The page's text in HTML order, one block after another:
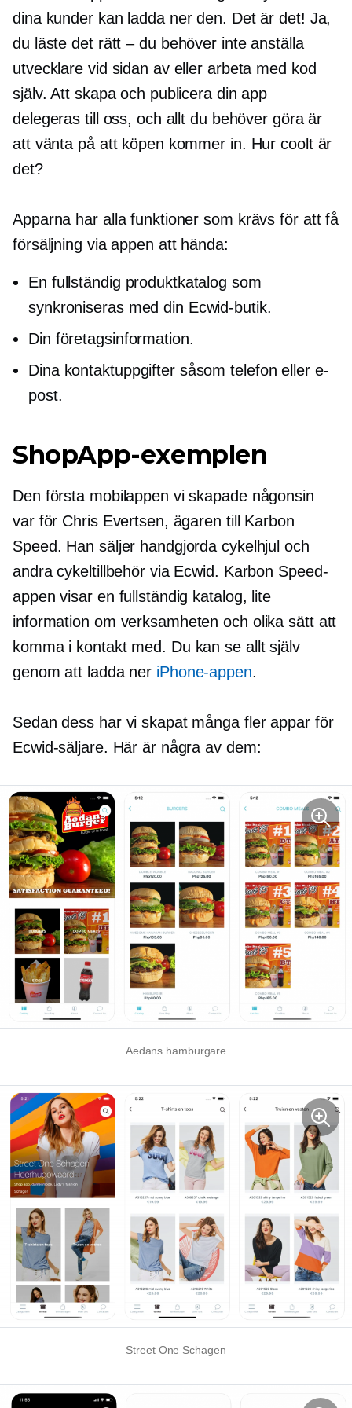
dina kunder kan ladda ner den. Det är det! Ja,
du läste det rätt – du behöver inte anställa
utvecklare vid sidan av eller arbeta med kod
själv. Att skapa och publicera din app
delegeras till oss, och allt du behöver göra är
att vänta på att köpen kommer in. Hur coolt är
det?
Apparna har alla funktioner som krävs för att få
försäljning via appen att hända:
En fullständig produktkatalog som
synkroniseras med din Ecwid-butik.
Din företagsinformation.
Dina kontaktuppgifter såsom telefon eller e-
post.
ShopApp-exemplen
Den första mobilappen vi skapade någonsin
var för Chris Evertsen, ägaren till Karbon
Speed. Han säljer handgjorda cykelhjul och
andra cykeltillbehör via Ecwid. Karbon Speed-
appen visar en fullständig katalog, lite
information om verksamheten och olika sätt att
komma i kontakt med. Du kan se allt själv
genom att ladda ner iPhone-appen.
Sedan dess har vi skapat många fler appar för
Ecwid-säljare. Här är några av dem:
Aedans hamburgare
Street One Schagen